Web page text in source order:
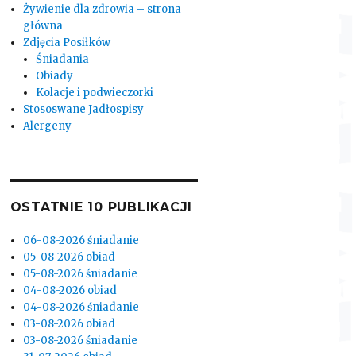
Żywienie dla zdrowia – strona
główna
Zdjęcia Posiłków
Śniadania
Obiady
Kolacje i podwieczorki
Stososwane Jadłospisy
Alergeny
OSTATNIE 10 PUBLIKACJI
06-08-2026 śniadanie
05-08-2026 obiad
05-08-2026 śniadanie
04-08-2026 obiad
04-08-2026 śniadanie
03-08-2026 obiad
03-08-2026 śniadanie